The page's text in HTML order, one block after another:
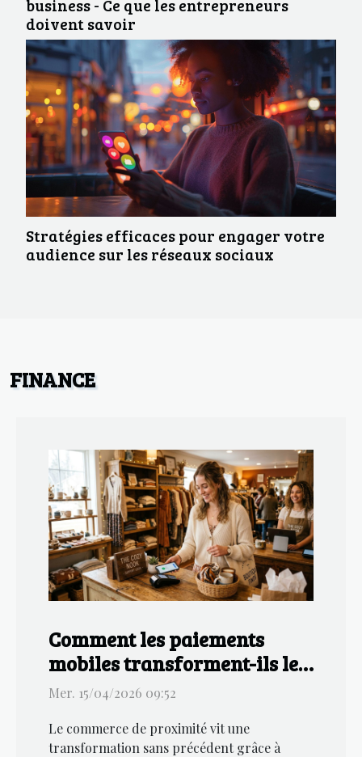
business - Ce que les entrepreneurs
doivent savoir
Stratégies efficaces pour engager votre
audience sur les réseaux sociaux
FINANCE
Comment les paiements
mobiles transforment-ils le
commerce de proximité?
Mer. 15/04/2026 09:52
Le commerce de proximité vit une
transformation sans précédent grâce à